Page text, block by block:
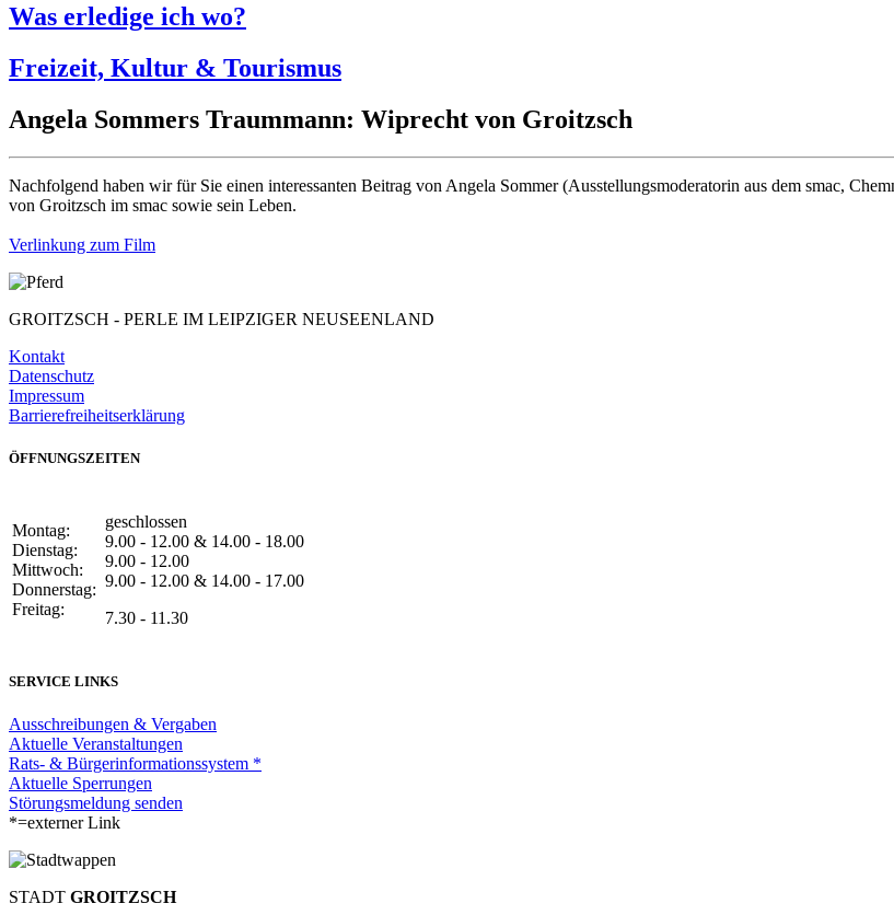
Was erledige ich wo?
Freizeit, Kultur & Tourismus
Angela Sommers Traummann: Wiprecht von Groitzsch
Nachfolgend haben wir für Sie einen interessanten Beitrag von Angela Sommer (Ausstellungsmoderatorin aus dem smac,
von Groitzsch im smac sowie sein Leben.
Verlinkung zum Film
GROITZSCH - PERLE IM LEIPZIGER NEUSEENLAND
Kontakt
Datenschutz
Impressum
Barrierefreiheitserklärung
ÖFFNUNGSZEITEN
Montag:
Dienstag:
Mittwoch:
Donnerstag:
Freitag:
geschlossen
9.00 - 12.00 & 14.00 - 18.00
9.00 - 12.00
9.00 - 12.00 & 14.00 - 17.00
7.30 - 11.30
SERVICE LINKS
Ausschreibungen & Vergaben
Aktuelle Veranstaltungen
Rats- & Bürgerinformationssystem *
Aktuelle Sperrungen
Störungsmeldung senden
*=externer Link
STADT GROITZSCH